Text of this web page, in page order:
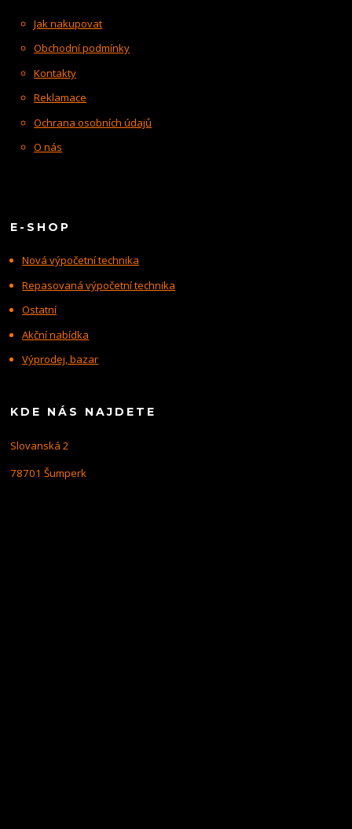
Jak nakupovat
Obchodní podmínky
Kontakty
Reklamace
Ochrana osobních údajů
O nás
E-SHOP
Nová výpočetní technika
Repasovaná výpočetní technika
Ostatní
Akční nabídka
Výprodej, bazar
KDE NÁS NAJDETE
Slovanská 2
78701 Šumperk